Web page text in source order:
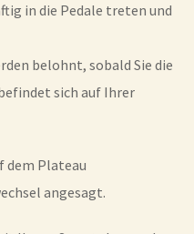
in die Pedale treten und
belohnt, sobald Sie die
sich auf Ihrer
dem Plateau
angesagt.